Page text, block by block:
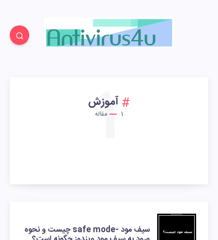
آموزش
1 مقاله
1
سیف مود -safe mode چیست و نحوه